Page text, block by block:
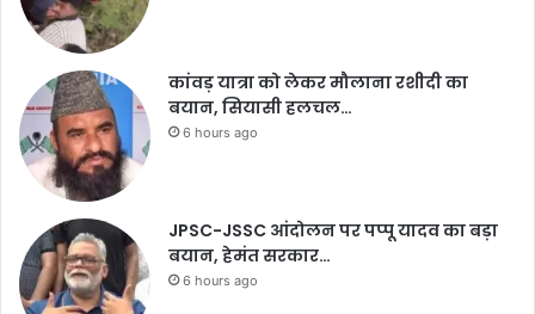
कांवड़ यात्रा को लेकर मौलाना रशीदी का
बयान, सियासी हलचल…
6 hours ago
JPSC-JSSC आंदोलन पर पप्पू यादव का बड़ा
बयान, हेमंत सरकार…
6 hours ago